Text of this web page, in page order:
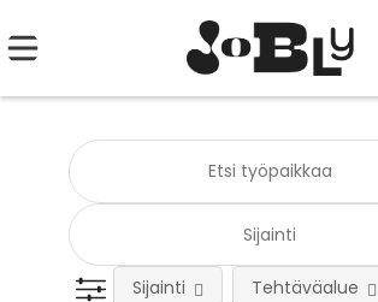
Sijainti Tehtäväalue